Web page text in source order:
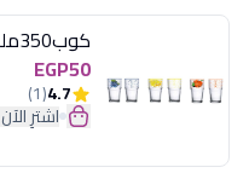
كوب350مللى ورد هيريفين
EGP50
4.7
(1)
اشترِ الآن